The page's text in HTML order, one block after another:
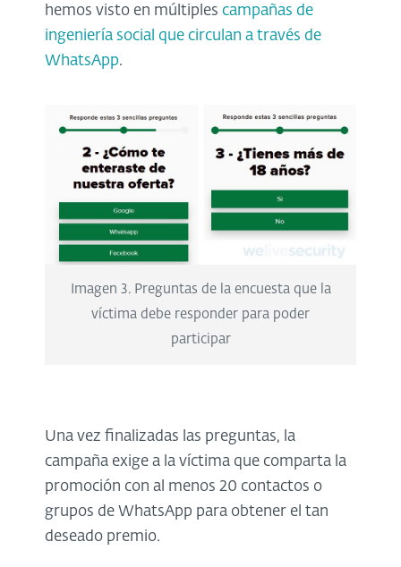
hemos visto en múltiples campañas de
ingeniería social que circulan a través de
WhatsApp.
Imagen 3. Preguntas de la encuesta que la
víctima debe responder para poder
participar
Una vez finalizadas las preguntas, la
campaña exige a la víctima que comparta la
promoción con al menos 20 contactos o
grupos de WhatsApp para obtener el tan
deseado premio.